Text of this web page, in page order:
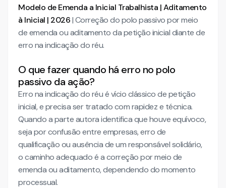
Modelo de Emenda a Inicial Trabalhista | Aditamento
à Inicial | 2026| Correção do polo passivo por meio
de emenda ou aditamento da petição inicial diante de
erro na indicação do réu.
O que fazer quando há erro no polo
passivo da ação?
Erro na indicação do réu é vício clássico de petição
inicial, e precisa ser tratado com rapidez e técnica.
Quando a parte autora identifica que houve equívoco,
seja por confusão entre empresas, erro de
qualificação ou ausência de um responsável solidário,
o caminho adequado é a correção por meio de
emenda ou aditamento, dependendo do momento
processual.